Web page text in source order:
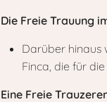
Die Freie Trauung
Darüber hinaus
Finca, die für
Eine Freie